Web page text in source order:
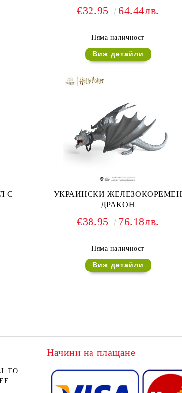
€32.95 64.44лв.
Няма наличност
Виж детайли
С
УКРАИНСКИ ЖЕЛЕЗОКОРЕМЕН
ДРАКОН
€38.95 76.18лв.
Няма наличност
Виж детайли
TO
Начини на плащане